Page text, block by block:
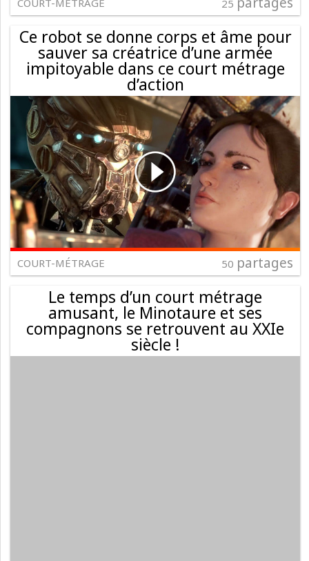
25
Ce robot se donne corps et âme pour
sauver sa créatrice d’une armée
impitoyable dans ce court métrage
d’action
COURT-MÉTRAGE 50 partages
Le temps d’un court métrage
amusant, le Minotaure et ses
compagnons se retrouvent au XXIe
siècle !